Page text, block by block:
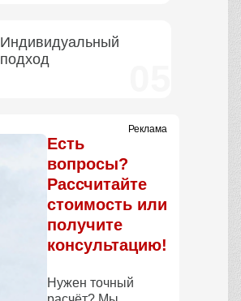
Индивидуальный
подход
Реклама
Есть
вопросы?
Рассчитайте
стоимость или
получите
консультацию!
Нужен точный